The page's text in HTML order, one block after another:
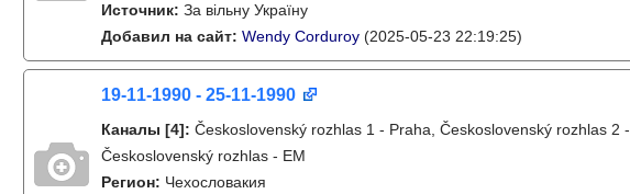
Источник: За вільну Україну
Добавил на сайт: Wendy Corduroy (2025-05-23 22:19:25)
19-11-1990 - 25-11-1990
Каналы [4]: Československý rozhlas 1 - Praha, Československý rozhlas 2
Československý rozhlas - EM
Регион: Чехословакия